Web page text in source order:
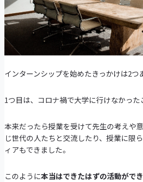
インターンシップを始めたきっかけは2つ
1つ目は、コロナ禍で大学に行けなかった
本来だったら授業を受けて先生の考えや
じ世代の人たちと交流したり、授業に限
ィアもできました。
このように本当はできたはずの活動がで